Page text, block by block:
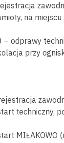
na
odprawy
przy
techniczny,
MIŁAKOWO